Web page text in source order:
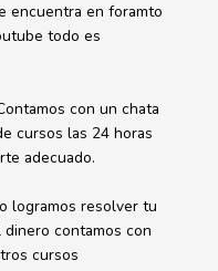
encuentra en foramto
todo es
con un chata
cursos las 24 horas
adecuado.
logramos resolver tu
contamos con
cursos